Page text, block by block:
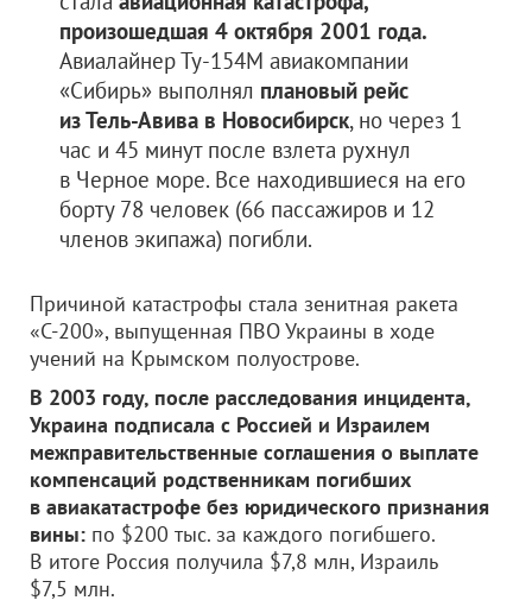
произошедшая 4 октября 2001 года.
Авиалайнер Ту-154М авиакомпании
«Сибирь» выполнял плановый рейс
из Тель-Авива в Новосибирск, но через 1
час и 45 минут после взлета рухнул
в Черное море. Все находившиеся на его
борту 78 человек (66 пассажиров и 12
членов экипажа) погибли.
Причиной катастрофы стала зенитная ракета
«С-200», выпущенная ПВО Украины в ходе
учений на Крымском полуострове.
В 2003 году, после расследования инцидента,
Украина подписала с Россией и Израилем
межправительственные соглашения о выплате
компенсаций родственникам погибших
в авиакатастрофе без юридического признания
вины: по $200 тыс. за каждого погибшего.
В итоге Россия получила $7,8 млн, Израиль
$7,5 млн.